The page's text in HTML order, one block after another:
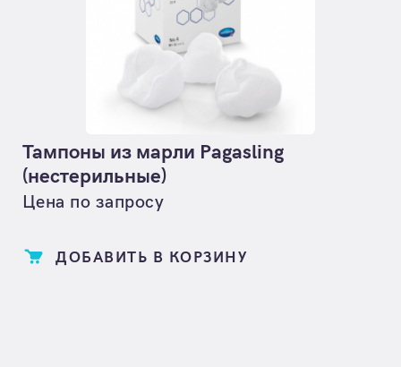
Тампоны из марли Pagasling
(нестерильные)
Цена по запросу
ДОБАВИТЬ В КОРЗИНУ